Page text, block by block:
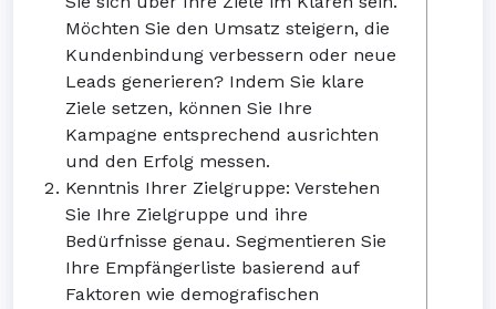
Möchten Sie den Umsatz steigern, die
Kundenbindung verbessern oder neue
Leads generieren? Indem Sie klare
Ziele setzen, können Sie Ihre
Kampagne entsprechend ausrichten
und den Erfolg messen.
Kenntnis Ihrer Zielgruppe: Verstehen
Sie Ihre Zielgruppe und ihre
Bedürfnisse genau. Segmentieren Sie
Ihre Empfängerliste basierend auf
Faktoren wie demografischen